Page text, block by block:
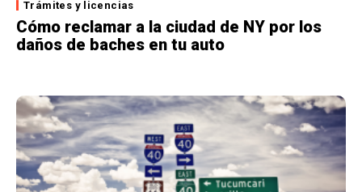
Trámites y licencias
Cómo reclamar a la ciudad de NY por los
daños de baches en tu auto